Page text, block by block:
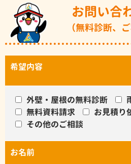
お問い合
（無料診断、
希望内容
外壁・屋根の無料診断
無料資料請求
お見積り
その他のご相談
お名前